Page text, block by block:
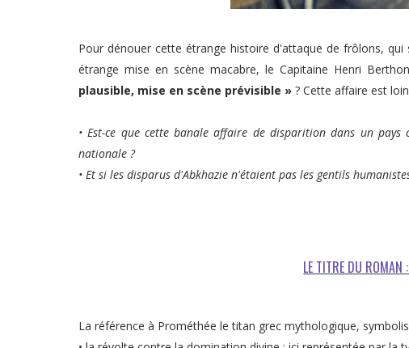
Pour dénouer cette étrange histoire d'attaque de frôlons,
étrange mise en scène macabre, le Capitaine Henri
plausible, mise en scène prévisible » ? Cette affaire est
• Est-ce que cette banale affaire de disparition dans un
nationale ?
• Et si les disparus d'Abkhazie n'étaient pas les gentils
LE TITRE DU ROMAN
La référence à Prométhée le titan grec mythologique,